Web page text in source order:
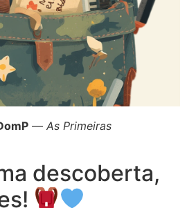
— As Primeiras
descoberta,